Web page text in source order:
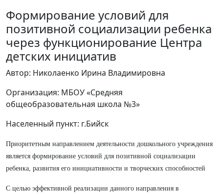
Формирование условий для
позитивной социализации ребенка
через функционирование Центра
детских инициатив
Автор: Николаенко Ирина Владимировна
Организация: МБОУ «Средняя
общеобразовательная школа №3»
Населенный пункт: г.Бийск
Приоритетным направлением деятельности дошкольного учреждения
является формирование условий для позитивной социализации
ребенка, развития его инициативности и творческих способностей
С целью эффективной реализации данного направления в